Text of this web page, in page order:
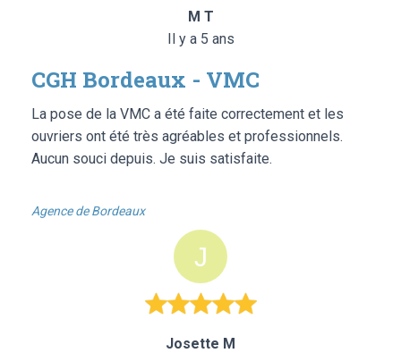
M T
Il y a 5 ans
CGH Bordeaux - VMC
La pose de la VMC a été faite correctement et les
ouvriers ont été très agréables et professionnels.
Aucun souci depuis. Je suis satisfaite.
Agence de Bordeaux
Josette M